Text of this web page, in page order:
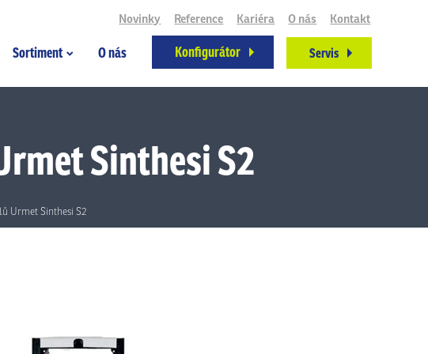
Sortiment O nás Konfigurátor Servis
Novinky Reference Kariéra O nás Kontakt
Sinthesi S2
Urmet Sinthesi S2